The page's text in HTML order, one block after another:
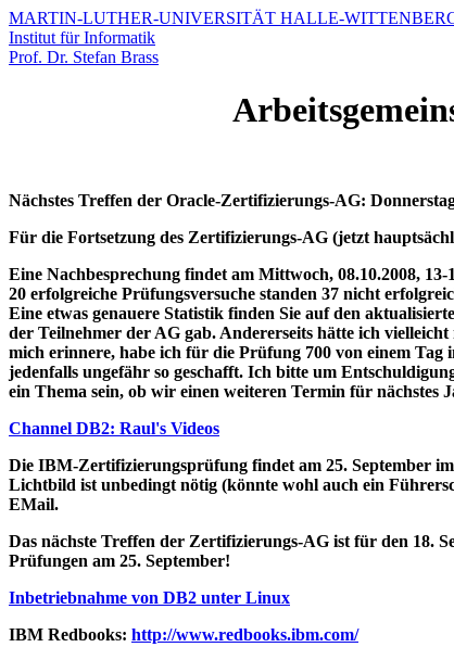
MARTIN-LUTHER-UNIVERSITÄT HALLE-
Institut für Informatik
Prof. Dr. Stefan Brass
Nächstes Treffen der Oracle-Zertifizierungs-AG:
Für die Fortsetzung des Zertifizierungs-AG (jetzt
Eine Nachbesprechung findet am Mittwoch, 08.10.2008,
20 erfolgreiche Prüfungsversuche standen 37 nicht
Eine etwas genauere Statistik finden Sie auf den
der Teilnehmer der AG gab. Andererseits hätte ich
mich erinnere, habe ich für die Prüfung 700 von einem
jedenfalls ungefähr so geschafft. Ich bitte um
ein Thema sein, ob wir einen weiteren Termin für nächstes
Channel DB2: Raul's Videos
Die IBM-Zertifizierungsprüfung findet am 25. September
Lichtbild ist unbedingt nötig (könnte wohl auch ein
EMail.
Das nächste Treffen der Zertifizierungs-AG ist für den 18.
Prüfungen am 25. September!
Inbetriebnahme von DB2 unter Linux
IBM Redbooks: http://www.redbooks.ibm.com/